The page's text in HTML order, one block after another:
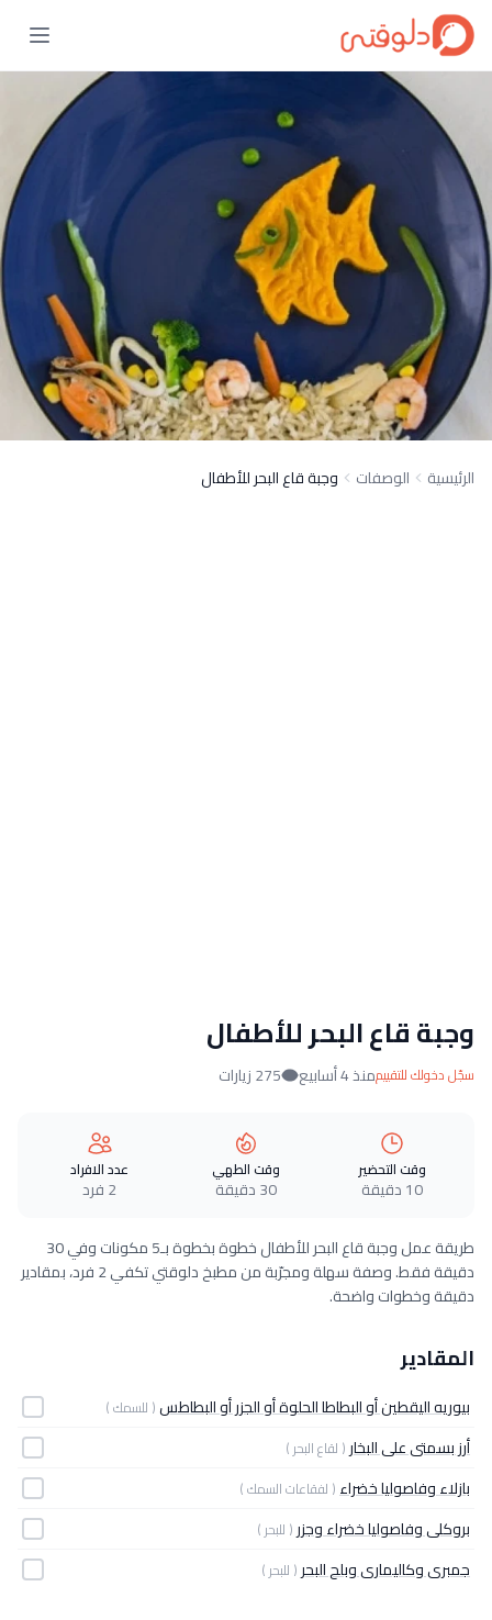
الرئيسية الوصفات وجبة قاع البحر للأطفال
وجبة قاع البحر للأطفال
سجّل دخولك للتقييممنذ 4 أسابيع 275 زيارات
وقت التحضير
10 دقيقة
وقت الطهي
30 دقيقة
عدد الافراد
2 فرد
طريقة عمل وجبة قاع البحر للأطفال خطوة بخطوة بـ5 مكونات وفي 30
دقيقة فقط. وصفة سهلة ومجرّبة من مطبخ دلوقتي تكفي 2 فرد، بمقادير
دقيقة وخطوات واضحة.
المقادير
بيوريه اليقطين أو البطاطا الحلوة أو الجزر أو البطاطس( للسمك )
أرز بسمتى على البخار ( لقاع البحر )
بازلاء وفاصوليا خضراء( لفقاعات السمك )
بروكلى وفاصوليا خضراء وجزر ( للبحر )
جمبرى وكاليمارى وبلح البحر ( للبحر )